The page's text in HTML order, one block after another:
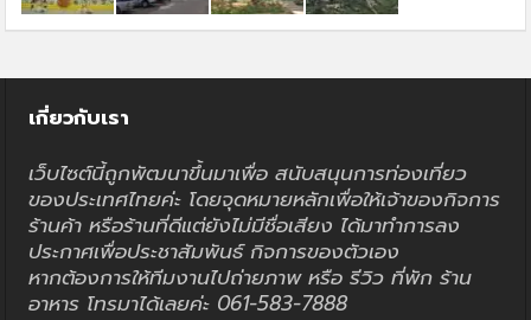
เกี่ยวกับเรา
เว็บไซต์นี้ถูกพัฒนาขึ้นมาเพื่อ สนับสนุนการท่องเที่ยว
ของประเทศไทยค่ะ โดยจุดหมายหลักเพื่อให้เจ้าของกิจการ
ร้านค้า หรือร้านที่ดีแต่ยังไม่มีชื่อเสียง ได้มาทำการลง
ประกาศเพื่อประชาสัมพันธ์ กิจการของตัวเอง
หากต้องการให้ทีมงานไปถ่ายภาพ หรือ รีวิว ที่พัก ร้าน
อาหาร โทรมาได้เลยค่ะ 061-583-7888